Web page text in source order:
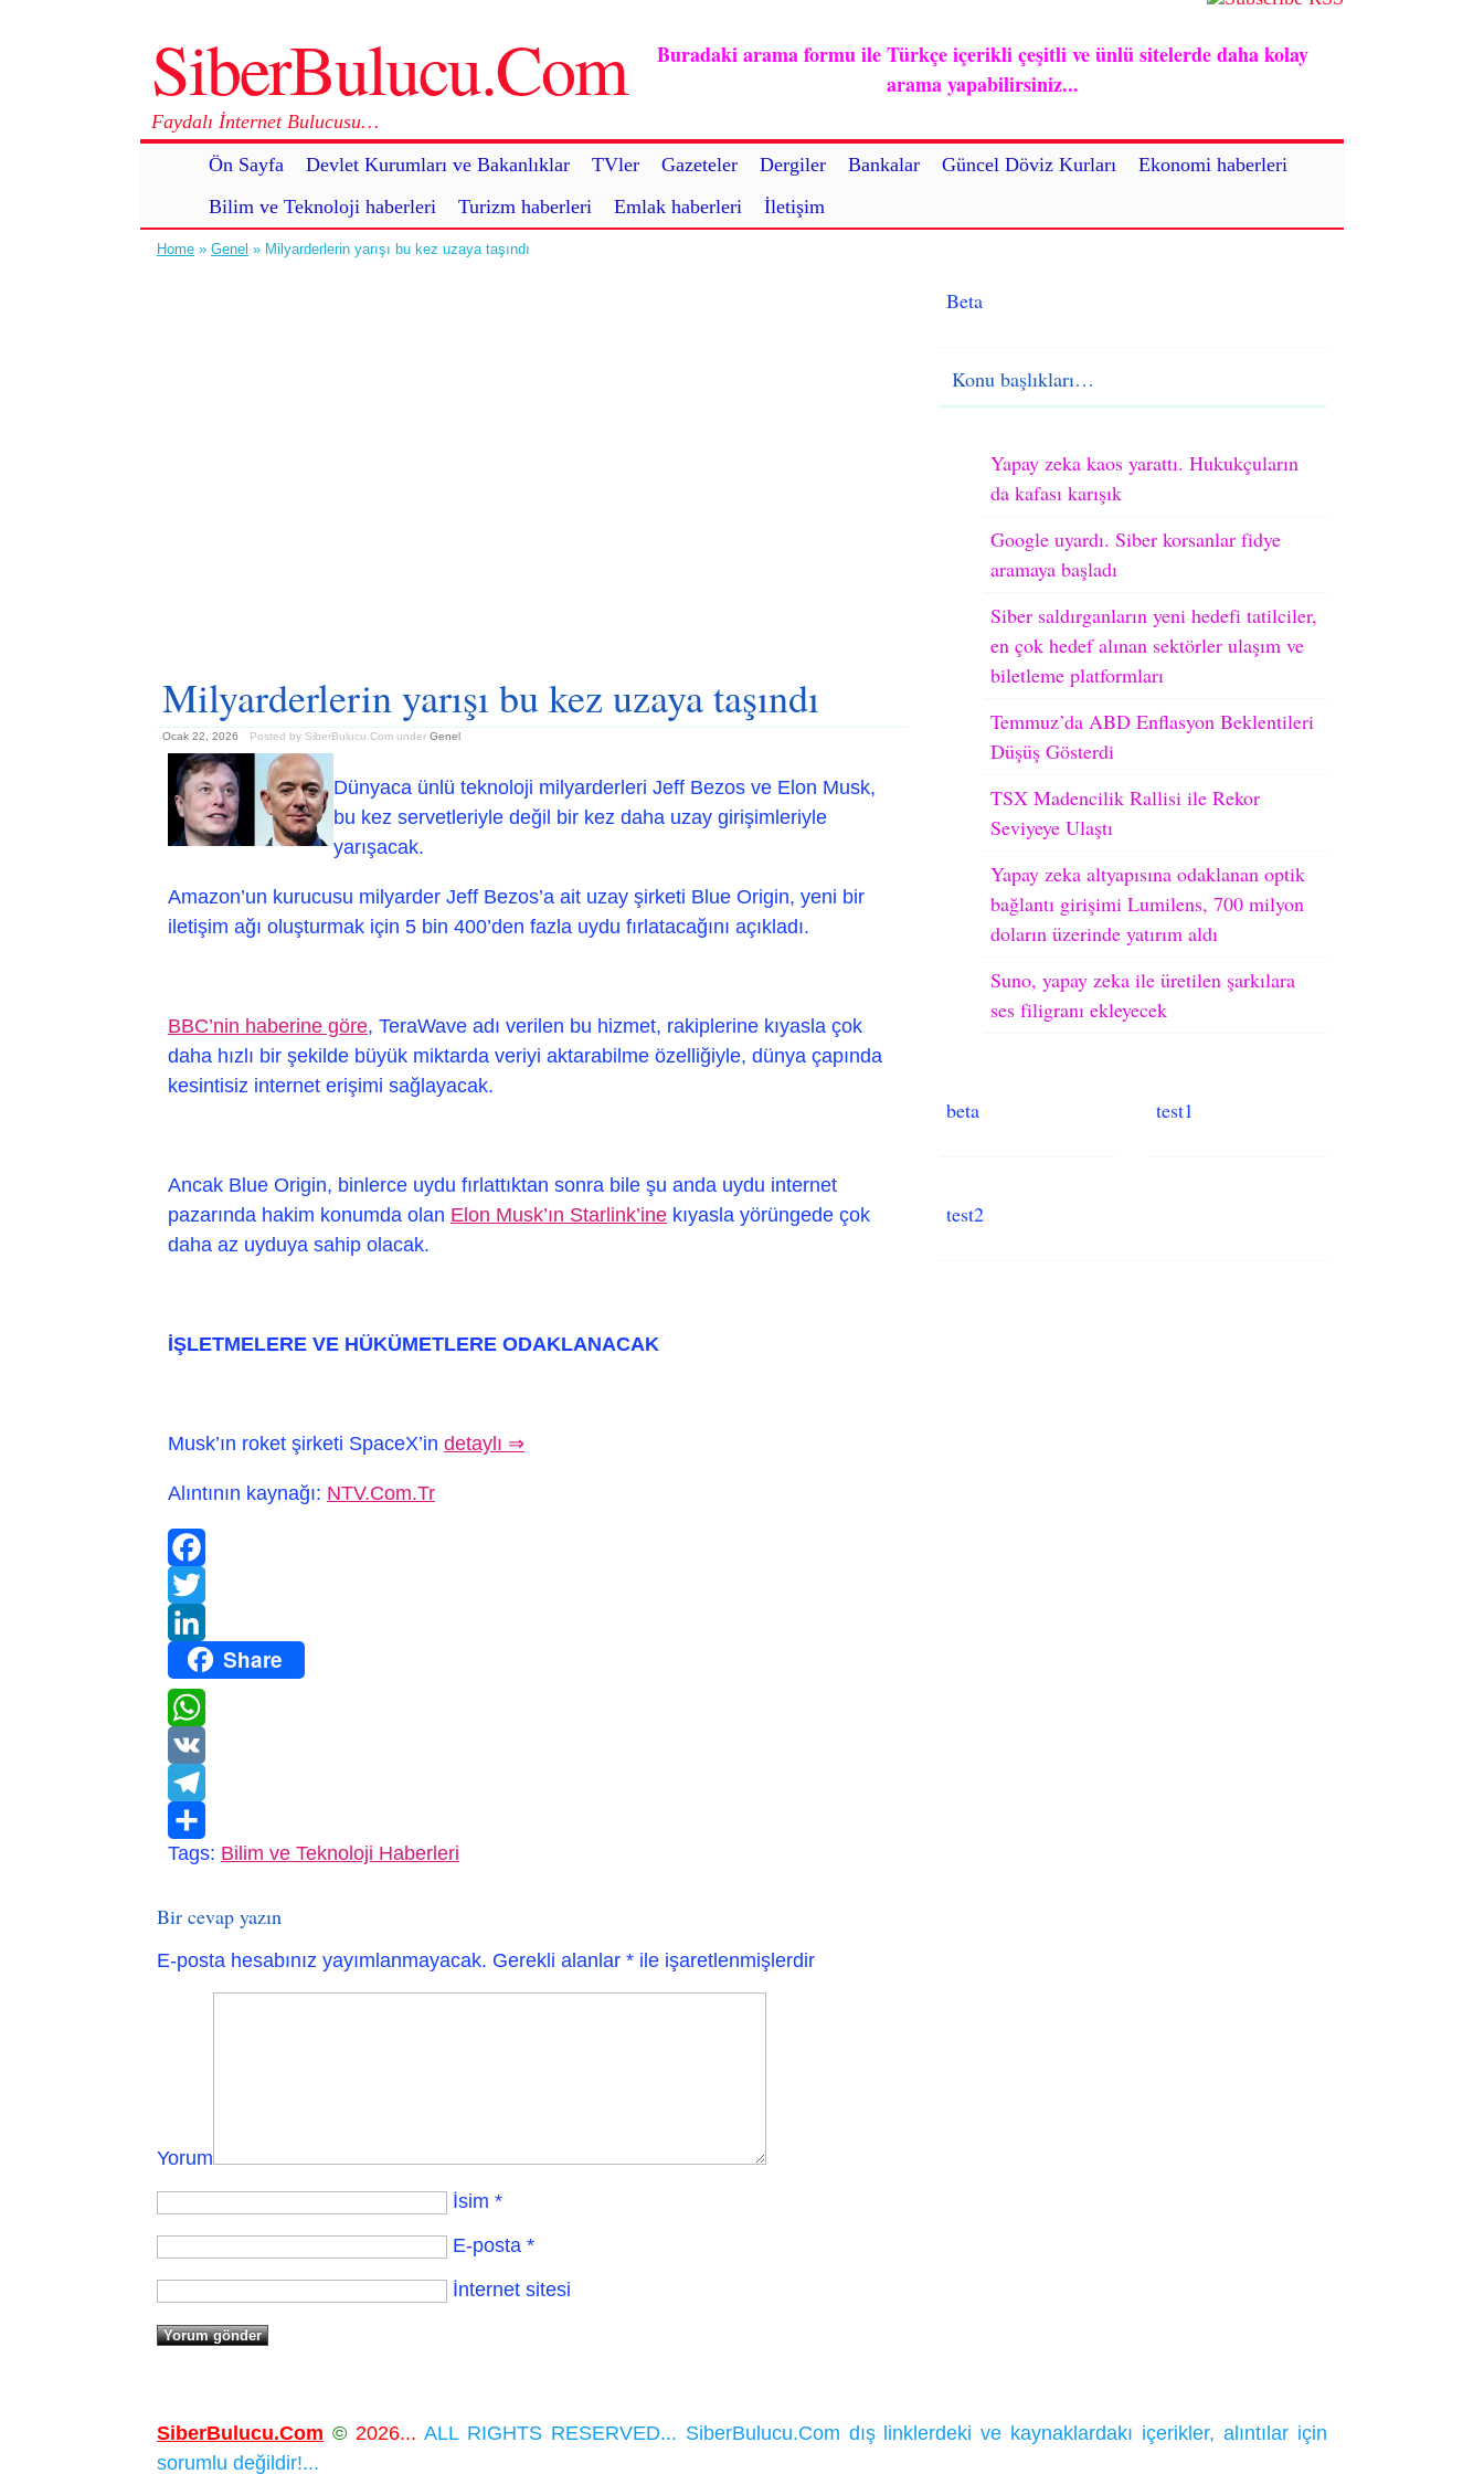
SiberBulucu.Com
Faydalı İnternet Bulucusu…
Ön Sayfa
Devlet Kurumları ve Bakanlıklar TVler Gazeteler Dergiler Bankalar Güncel Döviz Kurları
Ekonomi haberleri
Bilim ve Teknoloji haberleri
Turizm haberleri Emlak haberleri İletişim
Buradaki arama formu ile Türkçe içerikli çeşitli ve ünlü sitelerde daha kolay
arama yapabilirsiniz...
Home » Genel » Milyarderlerin yarışı bu kez uzaya taşındı
Milyarderlerin yarışı bu kez uzaya taşındı
Ocak 22, 2026 Posted by SiberBulucu.Com under Genel
Dünyaca ünlü teknoloji milyarderleri Jeff Bezos ve Elon Musk,
bu kez servetleriyle değil bir kez daha uzay girişimleriyle
yarışacak.
Amazon’un kurucusu milyarder Jeff Bezos’a ait uzay şirketi Blue Origin, yeni bir
iletişim ağı oluşturmak için 5 bin 400’den fazla uydu fırlatacağını açıkladı.
BBC’nin haberine göre, TeraWave adı verilen bu hizmet, rakiplerine kıyasla çok
daha hızlı bir şekilde büyük miktarda veriyi aktarabilme özelliğiyle, dünya çapında
kesintisiz internet erişimi sağlayacak.
Ancak Blue Origin, binlerce uydu fırlattıktan sonra bile şu anda uydu internet
pazarında hakim konumda olan Elon Musk’ın Starlink’ine kıyasla yörüngede çok
daha az uyduya sahip olacak.
İŞLETMELERE VE HÜKÜMETLERE ODAKLANACAK
Musk’ın roket şirketi SpaceX’in detaylı ⇒
Alıntının kaynağı: NTV.Com.Tr
Facebook
Twitter
LinkedInShare
WhatsApp
VK
Telegram
Paylaş
Tags: Bilim ve Teknoloji Haberleri
Bir cevap yazın
E-posta hesabınız yayımlanmayacak. Gerekli alanlar * ile işaretlenmişlerdir
Yorum
İsim *
E-posta *
İnternet sitesi
Beta
Konu başlıkları…
Yapay zeka kaos yarattı. Hukukçuların
da kafası karışık
Google uyardı. Siber korsanlar fidye
aramaya başladı
Siber saldırganların yeni hedefi tatilciler,
en çok hedef alınan sektörler ulaşım ve
biletleme platformları
Temmuz’da ABD Enflasyon Beklentileri
Düşüş Gösterdi
TSX Madencilik Rallisi ile Rekor
Seviyeye Ulaştı
Yapay zeka altyapısına odaklanan optik
bağlantı girişimi Lumilens, 700 milyon
doların üzerinde yatırım aldı
Suno, yapay zeka ile üretilen şarkılara
ses filigranı ekleyecek
beta test1
test2
SiberBulucu.Com © 2026... ALL RIGHTS RESERVED... SiberBulucu.Com dış linklerdeki ve kaynaklardakı içerikler, alıntılar için
sorumlu değildir!...